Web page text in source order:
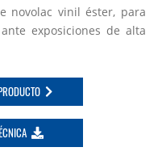
novolac vinil éster, para
exposiciones de alta